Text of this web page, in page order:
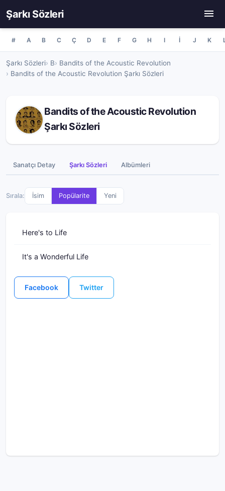
Şarkı Sözleri
# A B C Ç D E F G H I İ J K
Şarkı Sözleri B
Bandits of the Acoustic Revolution
Bandits of the Acoustic Revolution Şarkı Sözleri
Bandits of the Acoustic Revolution
Şarkı Sözleri
Sanatçı Detay Şarkı Sözleri Albümleri
Sırala: İsim Popülarite Yeni
Here's to Life
It's a Wonderful Life
Facebook Twitter